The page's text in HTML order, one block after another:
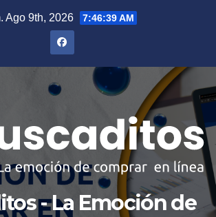
Ago 9th, 2026 7:46:40 AM
- La Emoción de